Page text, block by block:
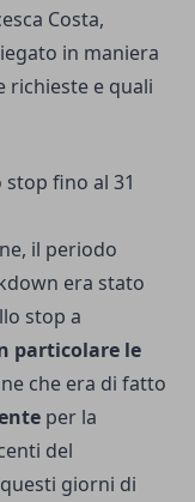
Costa,
in maniera
richieste e quali
fino al 31
il periodo
era stato
stop a
particolare le
che era di fatto
per la
del
giorni di